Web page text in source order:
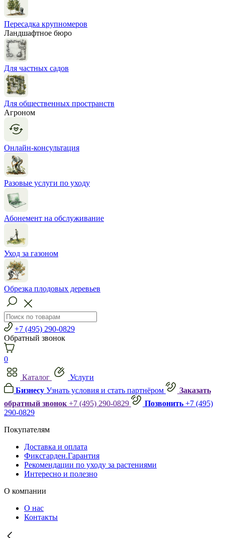
Пересадка крупномеров
Ландшафтное бюро
Для частных садов
Для общественных пространств
Агроном
Онлайн-консультация
Разовые услуги по уходу
Абонемент на обслуживание
Уход за газоном
Обрезка плодовых деревьев
+7 (495) 290-0829
Обратный звонок
0
Каталог
Услуги
Бизнесу Узнать условия и стать партнёром
Заказать
обратный звонок +7 (495) 290-0829 Позвонить +7 (495)
290-0829
Покупателям
Доставка и оплата
Фиксгарден.Гарантия
Рекомендации по уходу за растениями
Интересно и полезно
О компании
О нас
Контакты